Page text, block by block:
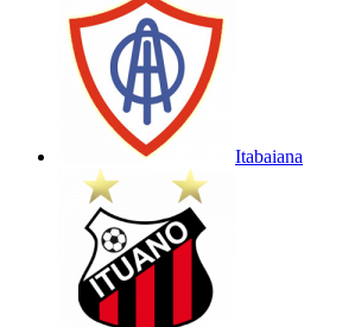
Itabaiana